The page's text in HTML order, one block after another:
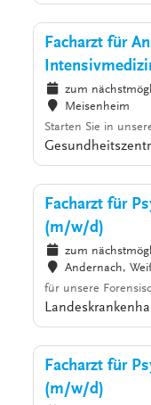
Facharzt für
zum
Meisenheim
Starten Sie in
Facharzt für
(m/w/d)
zum
Andernach,
für unsere
Facharzt für
(m/w/d)